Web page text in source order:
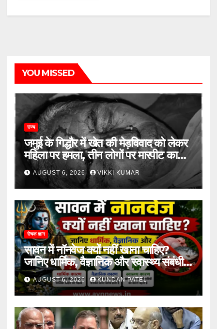
YOU MISSED
राज्य
जमुई के गिद्धौर में खेत की मेड़विवाद को लेकर
महिला पर हमला, तीन लोगों पर मारपीट का
आरोप
AUGUST 6, 2026 VIKKI KUMAR
रोचक ज्ञान
सावन में नॉनवेज क्यों नहीं खाना चाहिए?
जानिए धार्मिक, वैज्ञानिक और स्वास्थ्य संबंधी
कारण..
AUGUST 6, 2026 KUNDAN PATEL